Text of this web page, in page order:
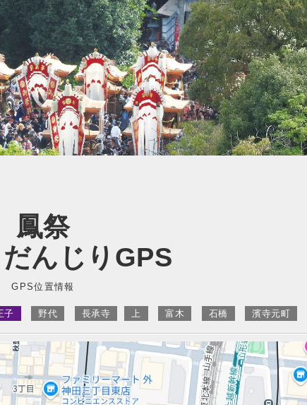
鳳祭
んじりGPS
GPS位置情報
子 野代 長承寺 上 富木 石橋 濱寺元町